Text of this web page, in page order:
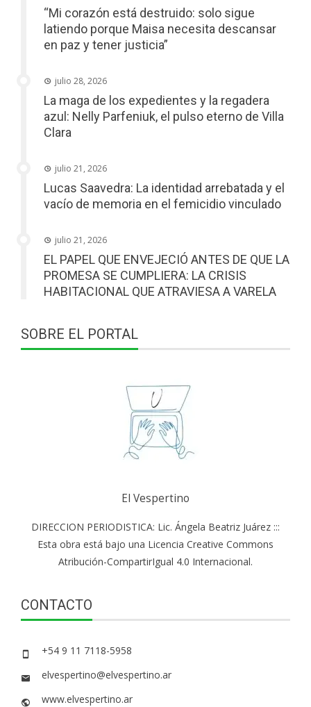
“Mi corazón está destruido: solo sigue
latiendo porque Maisa necesita descansar
en paz y tener justicia”
julio 28, 2026
La maga de los expedientes y la regadera
azul: Nelly Parfeniuk, el pulso eterno de Villa
Clara
julio 21, 2026
Lucas Saavedra: La identidad arrebatada y el
vacío de memoria en el femicidio vinculado
julio 21, 2026
EL PAPEL QUE ENVEJECIÓ ANTES DE QUE LA
PROMESA SE CUMPLIERA: LA CRISIS
HABITACIONAL QUE ATRAVIESA A VARELA
SOBRE EL PORTAL
El Vespertino
DIRECCION PERIODISTICA: Lic. Ángela Beatriz Juárez :::
Esta obra está bajo una Licencia Creative Commons
Atribución-CompartirIgual 4.0 Internacional.
CONTACTO
+54 9 11 7118-5958
elvespertino@elvespertino.ar
www.elvespertino.ar